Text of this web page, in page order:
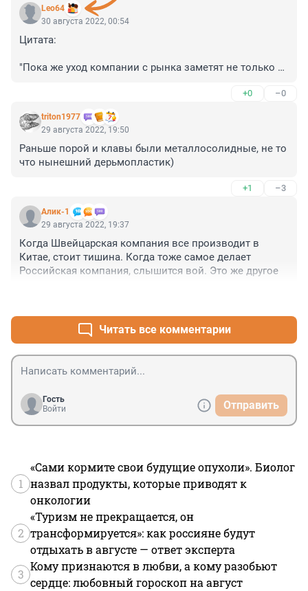
Leo64
30 августа 2022, 00:54
Цитата:
"Пока же уход компании с рынка заметят не только
геймпадов и джойстиков — производитель выпускает
и решения для видеоконференцсвязи (ВКС), включая
веб-камеры и гарнитуры. При этом пользователи
отмечают, что подобные решения компании для
переговорных комнат, конференц-залов и т.п.
сопоставимы по цене с китайскими вариантами, но
Россию Logitech прекратила ещё в апреле 2022 года."
+0 –0
triton1977
29 августа 2022, 19:50
Раньше порой и клавы были металлосолидные, не то
что нынешний дерьмопластик)
+1 –3
Алик-1
29 августа 2022, 19:37
Когда Швейцарская компания все производит в
Китае, стоит тишина. Когда тоже самое делает
Российская компания, слышится вой. Это же другое
Читать все комментарии
Гость
Войти
Отправить
1
«Сами кормите свои будущие опухоли». Биолог
назвал продукты, которые приводят к
онкологии
2
«Туризм не прекращается, он
трансформируется»: как россияне будут
отдыхать в августе — ответ эксперта
3
Кому признаются в любви, а кому разобьют
сердце: любовный гороскоп на август